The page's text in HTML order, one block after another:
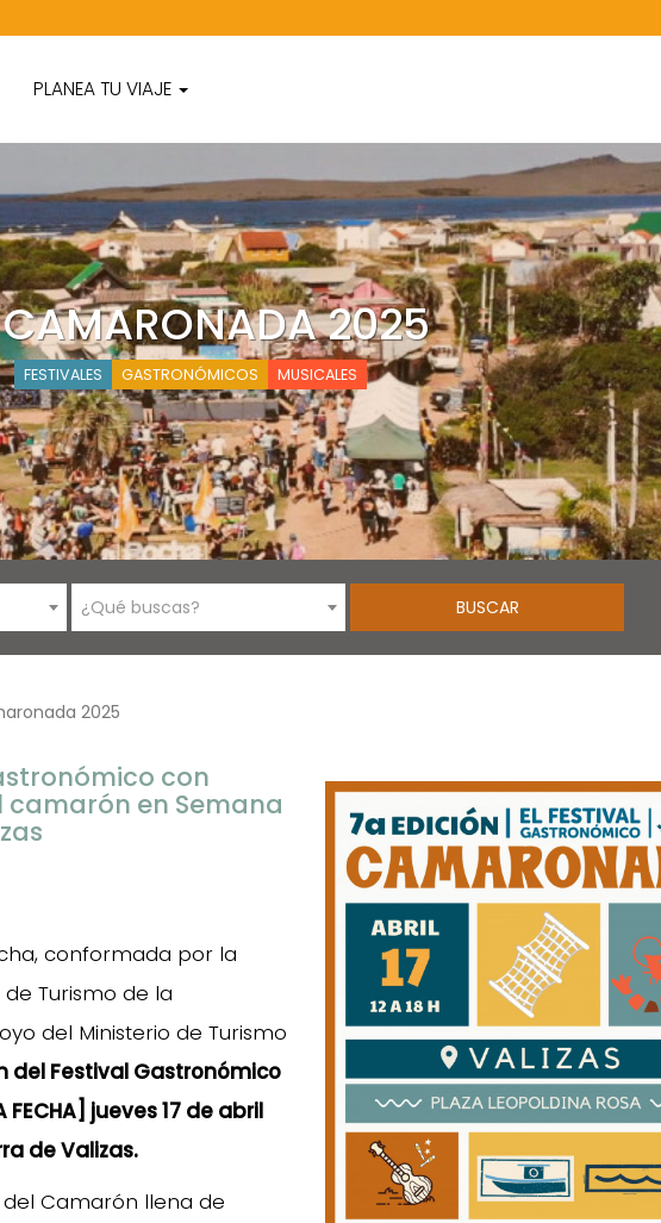
PLANEA TU VIAJE
2025
FESTIVALES GASTRONÓMICOS MUSICALES
¿Qué buscas?
2025
con
en Semana
conformada por la
Turismo de la
del Ministerio de Turismo
del Festival Gastronómico
FECHA] jueves 17 de abril
de Valizas.
Camarón llena de